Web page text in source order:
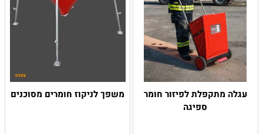
עגלה מתקפלת לפיזור חומר
ספיגה
משפך לניקוז חומרים מסוכנים